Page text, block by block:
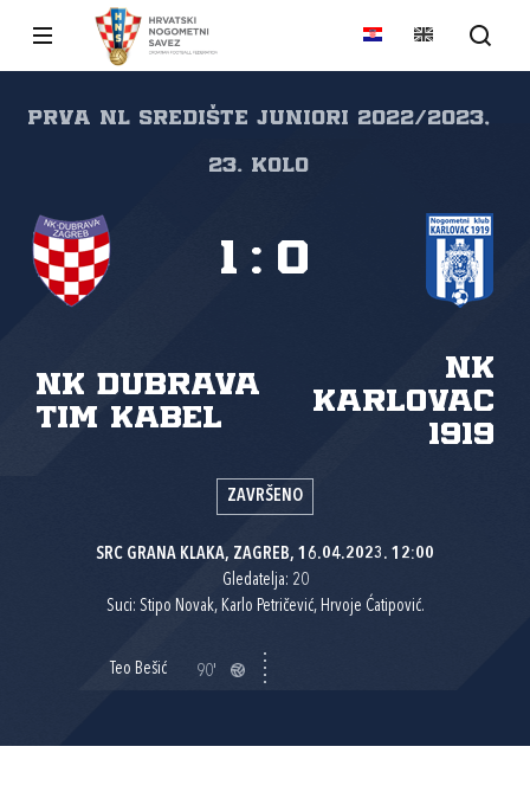
Prva NL Središte juniori 2022/2023,
23. kolo
NK Dubrava
Tim Kabel
NK
Karlovac
1919
1 : 0
ZAVRŠENO
SRC GRANA KLAKA, ZAGREB, 16.04.2023. 12:00
Gledatelja: 20
Suci: Stipo Novak, Karlo Petričević, Hrvoje Ćatipović.
Teo Bešić 90'